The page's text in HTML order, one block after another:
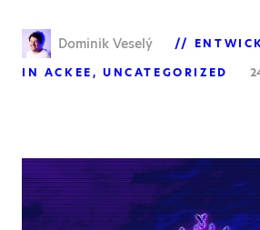
Dominik Veselý
IN ACKEE
UNCATEGORIZED